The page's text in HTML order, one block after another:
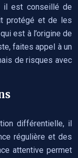
il est conseillé de
protégé et de les
est à l’origine de
faites appel à un
de risques avec
différentielle, il
régulière et des
attentive permet